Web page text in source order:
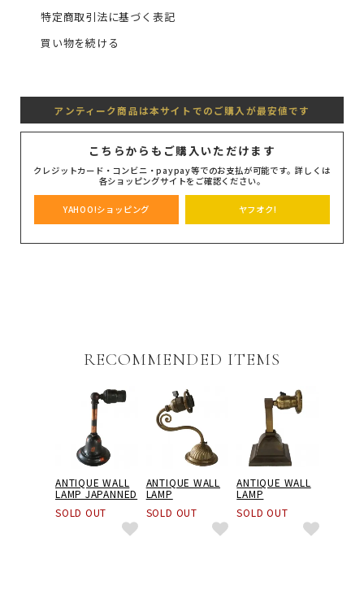
特定商取引法に基づく表記
買い物を続ける
アンティーク商品は本サイトでのご購入が最安値です
こちらからもご購入いただけます
クレジットカード・コンビニ・paypay等でのお支払が可能です。詳しくは
各ショッピングサイトをご確認ください。
YAHOO!ショッピング ヤフオク!
RECOMMENDED ITEMS
ANTIQUE WALL
LAMP JAPANNED
SOLD OUT
ANTIQUE WALL
LAMP
SOLD OUT
ANTIQUE WALL
LAMP
SOLD OUT